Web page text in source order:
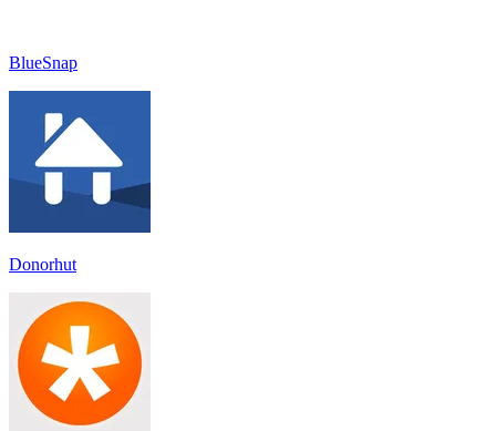
BlueSnap
Donorhut